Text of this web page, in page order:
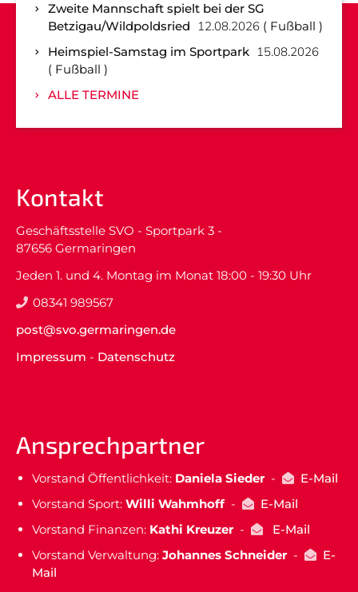
Zweite Mannschaft spielt bei der SG
Betzigau/Wildpoldsried
12.08.2026
Fußball
Heimspiel-Samstag im Sportpark 15.08.2026
Fußball
ALLE TERMINE
Kontakt
Geschäftsstelle SVO - Sportpark 3 -
87656 Germaringen
Jeden 1. und 4. Montag im Monat 18:00 - 19:30 Uhr
08341 989567
post@svo.germaringen.de
Impressum - Datenschutz
Ansprechpartner
Vorstand Öffentlichkeit: Daniela Sieder-
E-Mail
Vorstand Sport: Willi Wahmhoff-
E-Mail
Vorstand Finanzen: Kathi Kreuzer-
E-Mail
Vorstand Verwaltung: Johannes Schneider -
E-
Mail